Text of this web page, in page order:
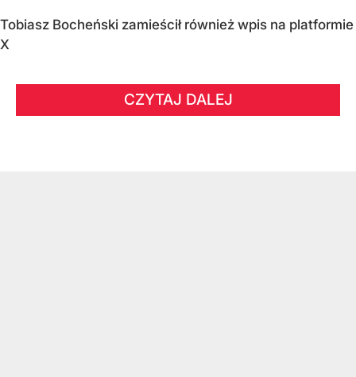
Tobiasz Bocheński zamieścił również wpis na platformie
X
CZYTAJ DALEJ